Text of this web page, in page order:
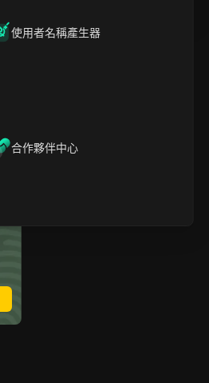
使用者名稱產生器
合作夥伴中心